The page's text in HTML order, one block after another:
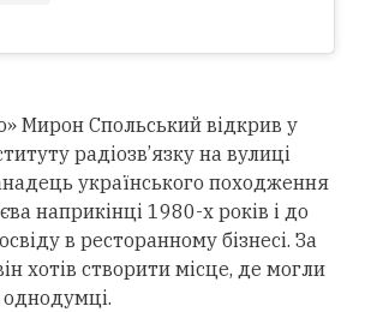
Мирон Спольський відкрив у
радіозв’язку на вулиці
українського походження
наприкінці 1980-х років і до
в ресторанному бізнесі. За
хотів створити місце, де могли
однодумці.